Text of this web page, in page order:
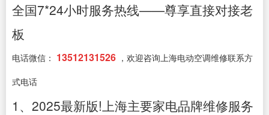
全国7*24小时服务热线——尊享直接对接老
板
电话微信： 13512131526 ，欢迎咨询上海电动空调维修联系方
式电话
1、2025最新版!上海主要家电品牌维修服务